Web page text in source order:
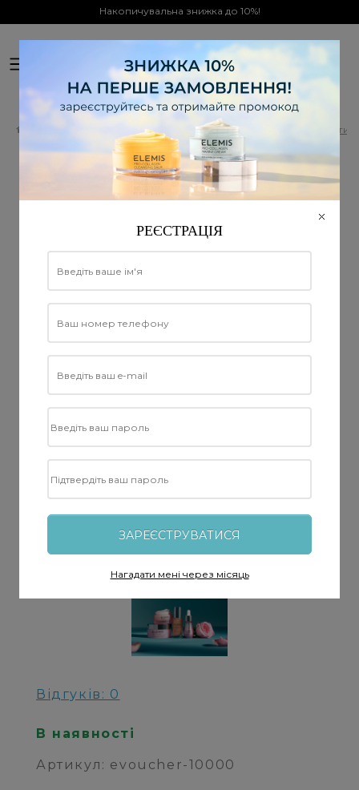
РЕЄСТРАЦІЯ
ЗАРЕЄСТРУВАТИСЯ
Нагадати мені через місяць
Накопичувальна знижка до 10%!
Офіційний дистриб'ютор в Україні
Електронні сертифікати ELEMIS Електронний
Електронний сертифікат ELEMIS
на суму 10000 грн
Відгуків: 0
В наявності
Артикул: evoucher-10000